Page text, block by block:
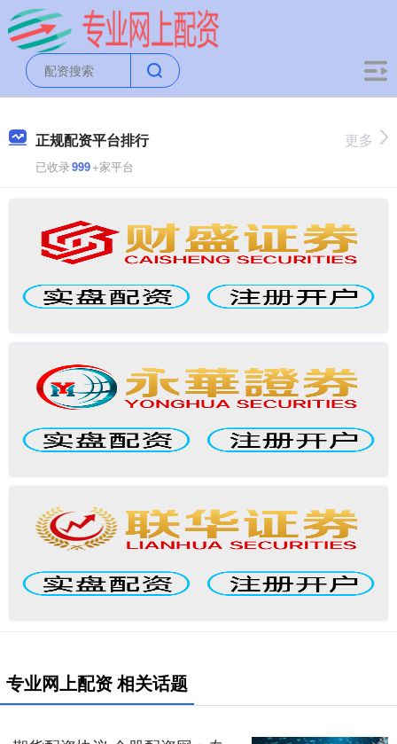
正规配资平台排行
已收录999+家平台
更多
专业网上配资 相关话题